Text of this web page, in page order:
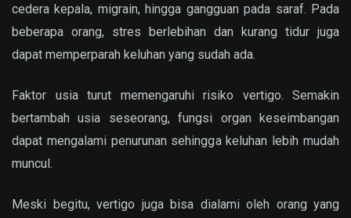
cedera kepala, migrain, hingga gangguan pada saraf. Pada
beberapa orang, stres berlebihan dan kurang tidur juga
dapat memperparah keluhan yang sudah ada.
Faktor usia turut memengaruhi risiko vertigo. Semakin
bertambah usia seseorang, fungsi organ keseimbangan
dapat mengalami penurunan sehingga keluhan lebih mudah
muncul.
Meski begitu, vertigo juga bisa dialami oleh orang yang